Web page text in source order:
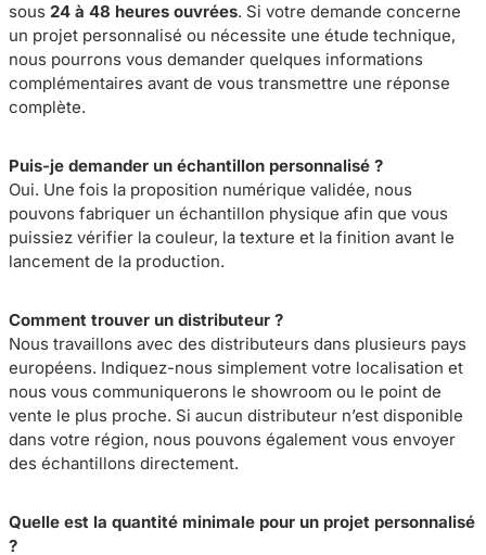
sous 24 à 48 heures ouvrées. Si votre demande concerne
un projet personnalisé ou nécessite une étude technique,
nous pourrons vous demander quelques informations
complémentaires avant de vous transmettre une réponse
complète.
Puis-je demander un échantillon personnalisé ?
Oui. Une fois la proposition numérique validée, nous
pouvons fabriquer un échantillon physique afin que vous
puissiez vérifier la couleur, la texture et la finition avant le
lancement de la production.
Comment trouver un distributeur ?
Nous travaillons avec des distributeurs dans plusieurs pays
européens. Indiquez-nous simplement votre localisation et
nous vous communiquerons le showroom ou le point de
vente le plus proche. Si aucun distributeur n’est disponible
dans votre région, nous pouvons également vous envoyer
des échantillons directement.
Quelle est la quantité minimale pour un projet personnalisé
?